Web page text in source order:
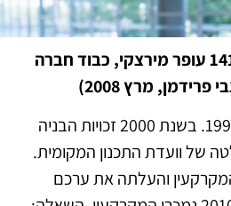
(בעקבות ו"ע 1415/05 עופר מירצקי, כבוד חברה
מרץ 2008)
מקרקעין נרכשו בשנת 1990. בשנת 2000 זכויות הבניה
של וועדת התכנון המקומית.
והעלתה את ערכם